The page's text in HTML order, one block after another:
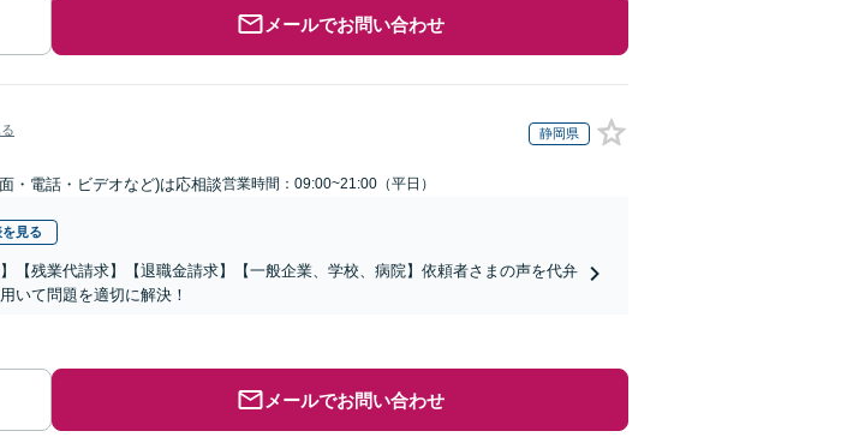
メールでお問い合わせ
静岡県
・電話・ビデオなど)は応相談営業時間：09:00~21:00（平日）
見る
【残業代請求】【退職金請求】【一般企業、学校、病院】依頼者さまの声を代弁
いて問題を適切に解決！
メールでお問い合わせ